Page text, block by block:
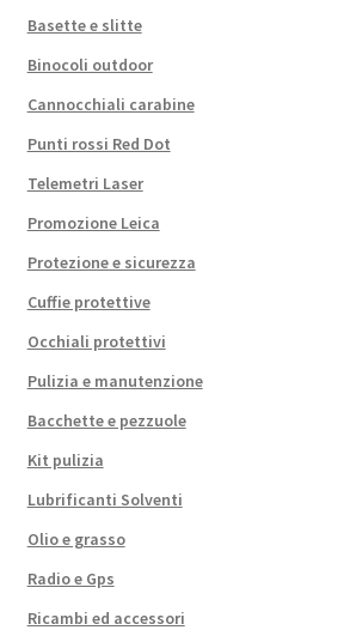
Basette e slitte
Binocoli outdoor
Cannocchiali carabine
Punti rossi Red Dot
Telemetri Laser
Promozione Leica
Protezione e sicurezza
Cuffie protettive
Occhiali protettivi
Pulizia e manutenzione
Bacchette e pezzuole
Kit pulizia
Lubrificanti Solventi
Olio e grasso
Radio e Gps
Ricambi ed accessori